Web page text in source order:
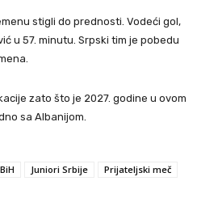
stigli do prednosti. Vodeći gol,
u 57. minutu. Srpski tim je pobedu
zato što je 2027. godine u ovom
sa Albanijom.
Juniori Srbije
Prijateljski meč